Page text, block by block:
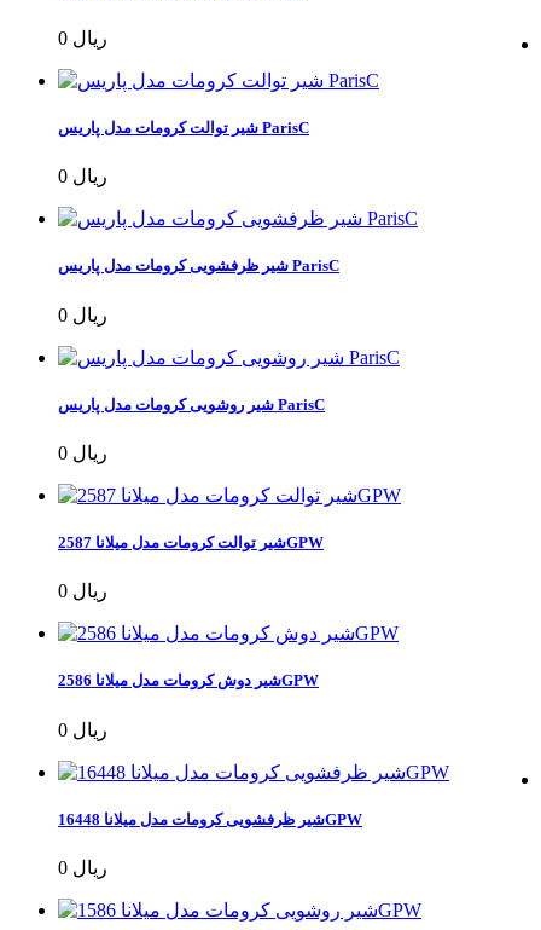
0 ریال
شیر توالت کرومات مدل پاریس ParisC
0 ریال
شیر ظرفشویی کرومات مدل پاریس ParisC
0 ریال
شیر روشویی کرومات مدل پاریس ParisC
0 ریال
شیر توالت کرومات مدل میلانا 2587GPW
0 ریال
شیر دوش کرومات مدل میلانا 2586GPW
0 ریال
شیر ظرفشویی کرومات مدل میلانا 16448GPW
0 ریال